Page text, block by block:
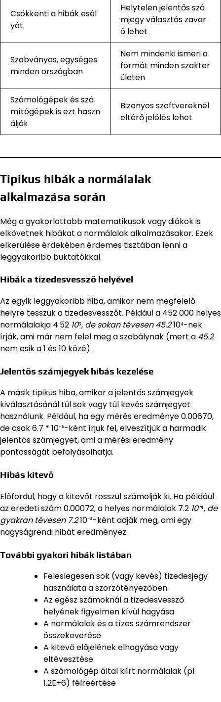
Csökkenti a hibák esél
yét
Helytelen jelentős szá
mjegy választás zavar
ó lehet
Szabványos, egységes
minden országban
Nem mindenki ismeri a
formát minden szakter
ületen
Számológépek és szá
mítógépek is ezt haszn
álják
Bizonyos szoftvereknél
eltérő jelölés lehet
Tipikus hibák a normálalak
alkalmazása során
Még a gyakorlottabb matematikusok vagy diákok is
elkövetnek hibákat a normálalak alkalmazásakor. Ezek
elkerülése érdekében érdemes tisztában lenni a
leggyakoribb buktatókkal.
Hibák a tizedesvessző helyével
Az egyik leggyakoribb hiba, amikor nem megfelelő
helyre tesszük a tizedesvesszőt. Például a 452 000 helyes
normálalakja 4.52 10⁵, de sokan tévesen 45.210⁴-nek
írják, ami már nem felel meg a szabálynak (mert a 45.2
nem esik a 1 és 10 közé).
Jelentős számjegyek hibás kezelése
A másik tipikus hiba, amikor a jelentős számjegyek
kiválasztásánál túl sok vagy túl kevés számjegyet
használunk. Például, ha egy mérés eredménye 0.00670,
de csak 6.7 * 10⁻³-ként írjuk fel, elveszítjük a harmadik
jelentős számjegyet, ami a mérési eredmény
pontosságát befolyásolhatja.
Hibás kitevő
Előfordul, hogy a kitevőt rosszul számolják ki. Ha például
az eredeti szám 0.00072, a helyes normálalak 7.2 10⁻⁴, de
gyakran tévesen 7.210⁻³-ként adják meg, ami egy
nagyságrendi hibát eredményez.
További gyakori hibák listában
Feleslegesen sok (vagy kevés) tizedesjegy
használata a szorzótényezőben
Az egész számoknál a tizedesvessző
helyének figyelmen kívül hagyása
A normálalak és a tízes számrendszer
összekeverése
A kitevő előjelének elhagyása vagy
eltévesztése
A számológép által kiírt normálalak (pl.
1.2E+6) félreértése